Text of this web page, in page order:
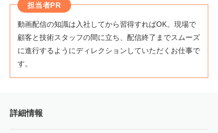
担当者PR
動画配信の知識は入社してから習得すればOK。現場で
顧客と技術スタッフの間に立ち、配信終了までスムーズ
に進行するようにディレクションしていただくお仕事で
す。
詳細情報